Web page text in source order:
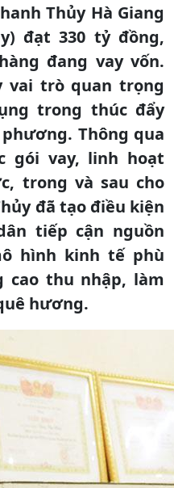
Thủy Hà Giang
đạt 330 tỷ đồng,
đang vay vốn.
vai trò quan trọng
trong thúc đẩy
Thông qua
gói vay, linh hoạt
trong và sau cho
đã tạo điều kiện
tiếp cận nguồn
hình kinh tế phù
cao thu nhập, làm
hương.